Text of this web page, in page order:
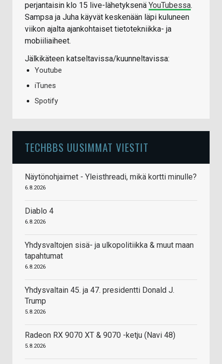
perjantaisin klo 15 live-lähetyksenä YouTubessa.
Sampsa ja Juha käyvät keskenään läpi kuluneen
viikon ajalta ajankohtaiset tietotekniikka- ja
mobiiliaiheet.
Jälkikäteen katseltavissa/kuunneltavissa:
Youtube
iTunes
Spotify
TECHBBS UUSIMMAT VIESTIT
Näytönohjaimet - Yleisthreadi, mikä kortti minulle?
6.8.2026
Diablo 4
6.8.2026
Yhdysvaltojen sisä- ja ulkopolitiikka & muut maan
tapahtumat
6.8.2026
Yhdysvaltain 45. ja 47. presidentti Donald J.
Trump
5.8.2026
Radeon RX 9070 XT & 9070 -ketju (Navi 48)
5.8.2026